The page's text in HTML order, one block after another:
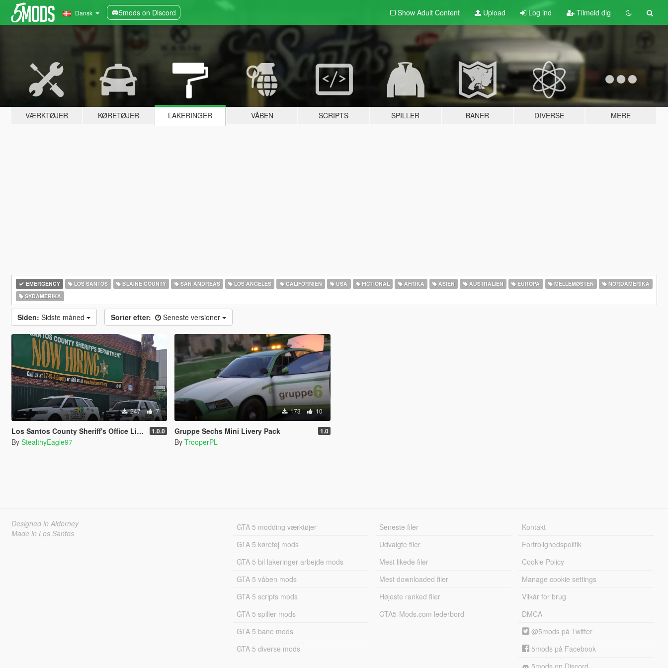
Dansk 5mods on Discord Show Adult Content Upload Log ind Tilmeld dig
VÆRKTØJER KØRETØJER LAKERINGER VÅBEN SCRIPTS SPILLER BANER DIVERSE MERE
EMERGENCY LOS SANTOS BLAINE COUNTY SAN ANDREAS LOS ANGELES CALIFORNIEN USA FICTIONAL AFRIKA ASIEN AUSTRALIEN EUROPA MELLEMØSTEN
NORDAMERIKA
SYDAMERIKA
Siden: Sidste måned Sorter efter: Seneste versioner
247 7
Los Santos County Sheriff's Office Livery Minipack (Multnomah County, WA) 1.0.0
By StealthyEagle97
173 10
Gruppe Sechs Mini Livery Pack 1.0
By TrooperPL
Designed in Alderney
Made in Los Santos
GTA 5 modding værktøjer
GTA 5 køretøj mods
GTA 5 bil lakeringer arbejde mods
GTA 5 våben mods
GTA 5 scripts mods
GTA 5 spiller mods
GTA 5 bane mods
GTA 5 diverse mods
Seneste filer
Udvalgte filer
Mest likede filer
Mest downloaded filer
Højeste ranked filer
GTA5-Mods.com lederbord
Kontakt
Fortrolighedspolitik
Cookie Policy
Manage cookie settings
Vilkår for brug
DMCA
@5mods på Twitter
5mods på Facebook
5mods on Discord